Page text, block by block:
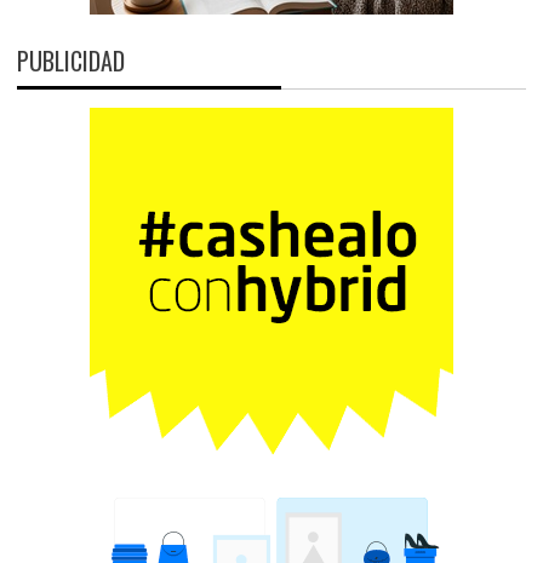
PUBLICIDAD